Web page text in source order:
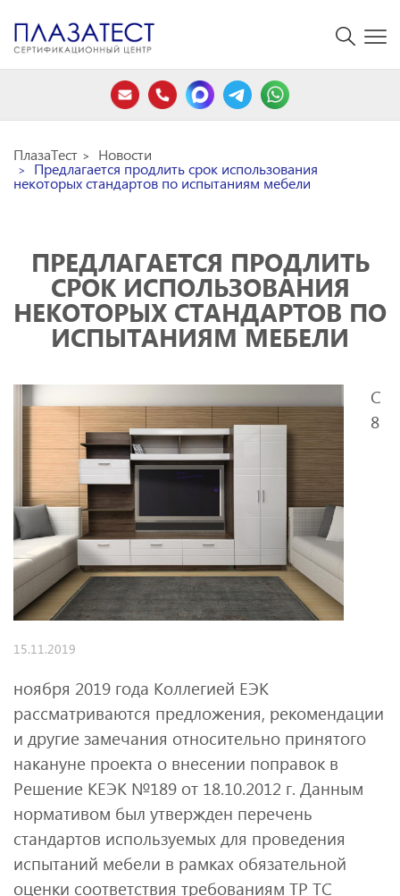
ПлазаТест Новости
Предлагается продлить срок использования
некоторых стандартов по испытаниям мебели
ПРЕДЛАГАЕТСЯ ПРОДЛИТЬ
СРОК ИСПОЛЬЗОВАНИЯ
НЕКОТОРЫХ СТАНДАРТОВ ПО
ИСПЫТАНИЯМ МЕБЕЛИ
15.11.2019
С
8
ноября 2019 года Коллегией ЕЭК
рассматриваются предложения, рекомендации
и другие замечания относительно принятого
накануне проекта о внесении поправок в
Решение КЕЭК №189 от 18.10.2012 г. Данным
нормативом был утвержден перечень
стандартов используемых для проведения
испытаний мебели в рамках обязательной
оценки соответствия требованиям ТР ТС